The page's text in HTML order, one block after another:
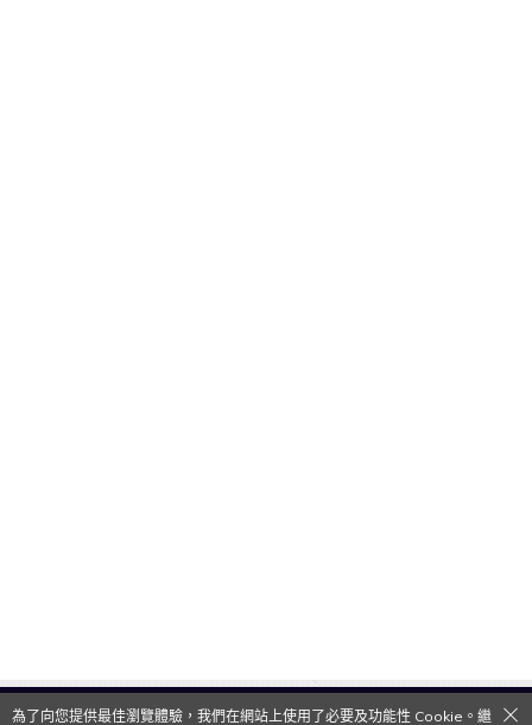
為了向您提供最佳瀏覽體驗，我們在網站上使用了必要及功能性 Cookie。繼